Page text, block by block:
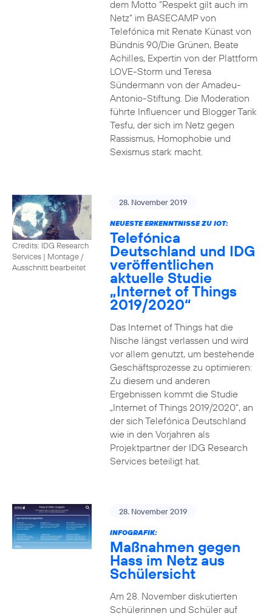
dem Motto “Respekt gilt auch im
Netz” im BASECAMP von
Telefónica mit Renate Künast von
Bündnis 90/Die Grünen, Beate
Achilles, Expertin von der Plattform
LOVE-Storm und Teresa
Sündermann von der Amadeu-
Antonio-Stiftung. Die Moderation
führte Influencer und Blogger Tarik
Tesfu, der sich im Netz gegen
Rassismus, Homophobie und
Sexismus stark macht.
Credits: IDG Research
Services | Montage /
Ausschnitt bearbeitet
28. November 2019
NEUESTE ERKENNTNISSE ZU IOT:
Telefónica
Deutschland und IDG
veröffentlichen
aktuelle Studie
„Internet of Things
2019/2020“
Das Internet of Things hat die
Nische längst verlassen und wird
vor allem genutzt, um bestehende
Geschäftsprozesse zu optimieren:
Zu diesem und anderen
Ergebnissen kommt die Studie
„Internet of Things 2019/2020“, an
der sich Telefónica Deutschland
wie in den Vorjahren als
Projektpartner der IDG Research
Services beteiligt hat.
28. November 2019
INFOGRAFIK:
Maßnahmen gegen
Hass im Netz aus
Schülersicht
Am 28. November diskutierten
Schülerinnen und Schüler auf